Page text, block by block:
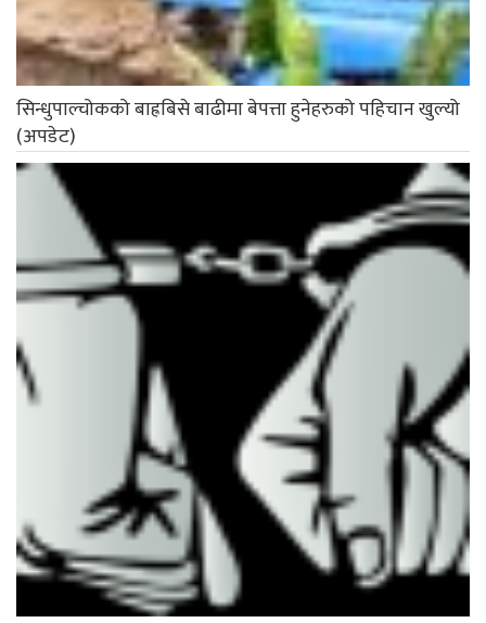
सिन्धुपाल्चोकको बाह्रबिसे बाढीमा बेपत्ता हुनेहरुको पहिचान खुल्यो
(अपडेट)